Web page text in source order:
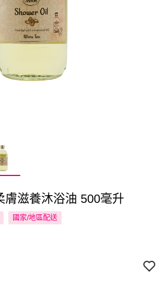
膚滋養沐浴油 500毫升
國家/地區配送